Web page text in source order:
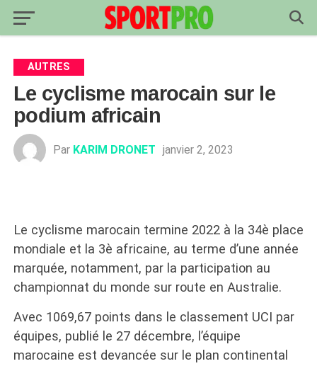
AUTRES
Le cyclisme marocain sur le
podium africain
Par KARIM DRONET janvier 2, 2023
Le cyclisme marocain termine 2022 à la 34è place
mondiale et la 3è africaine, au terme d’une année
marquée, notamment, par la participation au
championnat du monde sur route en Australie.
Avec 1069,67 points dans le classement UCI par
équipes, publié le 27 décembre, l’équipe
marocaine est devancée sur le plan continental